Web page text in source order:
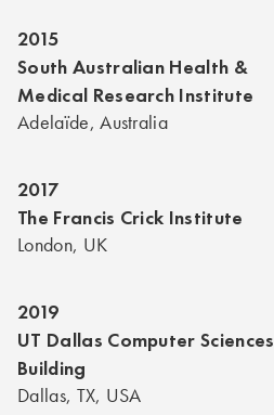
2015
South Australian Health &
Medical Research Institute
Adelaïde, Australia
2017
The Francis Crick Institute
London, UK
2019
UT Dallas Computer Sciences
Building
Dallas, TX, USA